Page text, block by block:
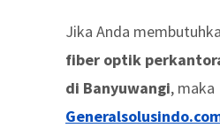
Jika Anda
fiber optik
di Banyuwangi, maka